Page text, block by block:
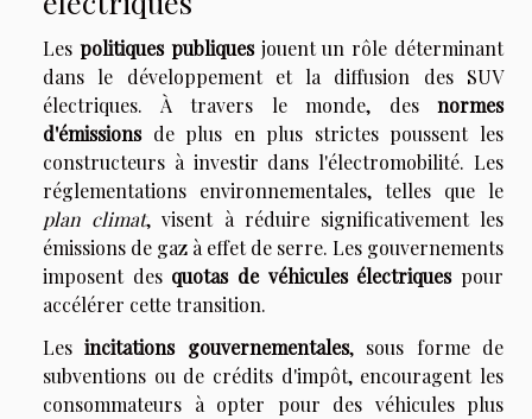
Les politiques publiquesjouent un rôle déterminant
dans le développement et la diffusion des SUV
électriques. À travers le monde, des normes
d'émissionsde plus en plus strictes poussent les
constructeurs à investir dans l'électromobilité. Les
réglementations environnementales, telles que le
plan climat, visent à réduire significativement les
émissions de gaz à effet de serre. Les gouvernements
imposent des quotas de véhicules électriquespour
accélérer cette transition.
Lesincitations gouvernementales, sous forme de
subventions ou de crédits d'impôt, encouragent les
consommateurs à opter pour des véhicules plus